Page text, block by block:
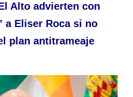
Alto advierten con
a Eliser Roca si no
plan antitrameaje